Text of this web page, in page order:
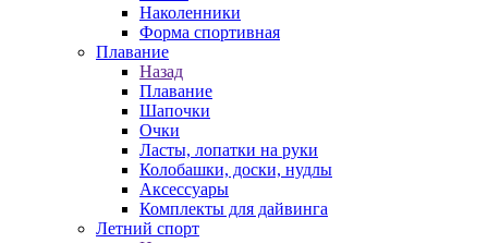
Наколенники
Форма спортивная
Плавание
Назад
Плавание
Шапочки
Очки
Ласты, лопатки на руки
Колобашки, доски, нудлы
Аксессуары
Комплекты для дайвинга
Летний спорт